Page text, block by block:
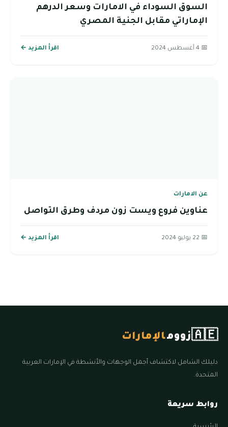
السوق السوداء في الامارات وسعر الدرهم
الإماراتي مقابل الجنية المصري
📅 4 أغسطس 2024 اقرأ المزيد ←
عن الامارات
عناوين فروع ويست زون مردف وطرق التواصل
📅 22 يوليو 2024 اقرأ المزيد ←
🇦🇪زوومالإمارات
دليلك الشامل لاكتشاف أجمل الوجهات والأنشطة في الإمارات العربية
المتحدة.
روابط سريعة